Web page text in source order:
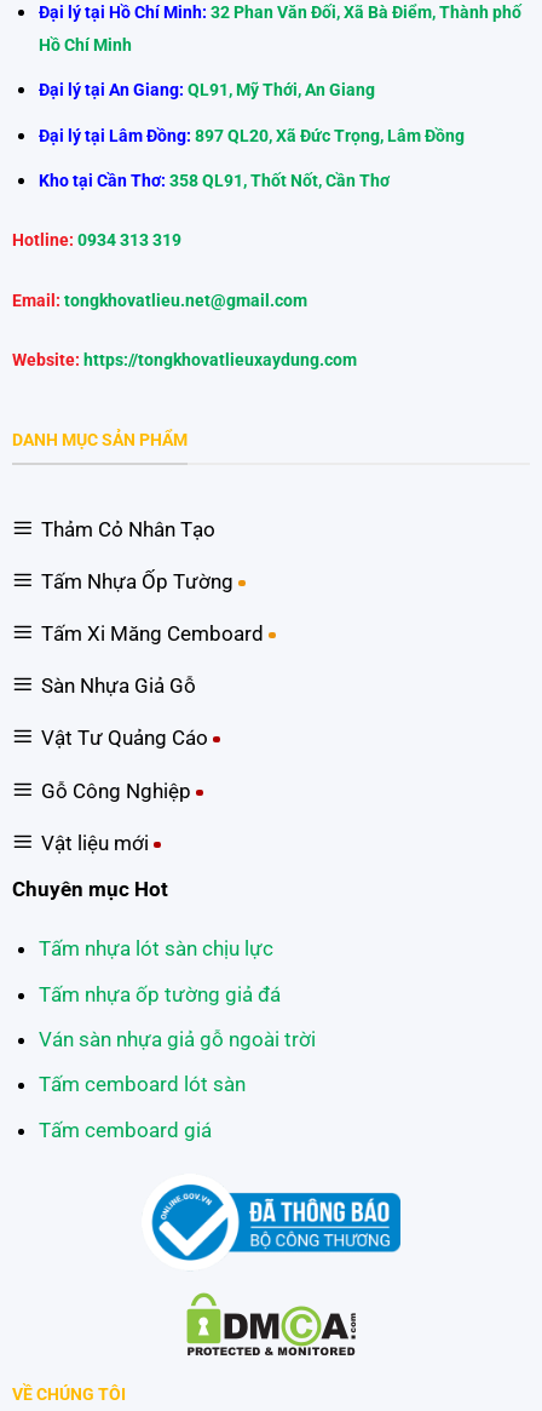
Đại lý tại Hồ Chí Minh: 32 Phan Văn Đối, Xã Bà Điểm, Thành phố
Hồ Chí Minh
Đại lý tại An Giang: QL91, Mỹ Thới, An Giang
Đại lý tại Lâm Đồng:897 QL20, Xã Đức Trọng, Lâm Đồng
Kho tại Cần Thơ: 358 QL91, Thốt Nốt, Cần Thơ
Hotline: 0934 313 319
Email: tongkhovatlieu.net@gmail.com
Website: https://tongkhovatlieuxaydung.com
DANH MỤC SẢN PHẨM
Thảm Cỏ Nhân Tạo
Tấm Nhựa Ốp Tường
Tấm Xi Măng Cemboard
Sàn Nhựa Giả Gỗ
Vật Tư Quảng Cáo
Gỗ Công Nghiệp
Vật liệu mới
Chuyên mục Hot
Tấm nhựa lót sàn chịu lực
Tấm nhựa ốp tường giả đá
Ván sàn nhựa giả gỗ ngoài trời
Tấm cemboard lót sàn
Tấm cemboard giá
VỀ CHÚNG TÔI